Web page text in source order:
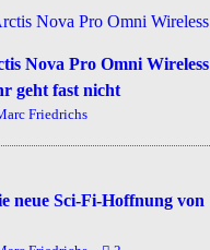
Nova Pro Omni Wireless
geht fast nicht
Friedrichs
neue Sci-Fi-Hoffnung von